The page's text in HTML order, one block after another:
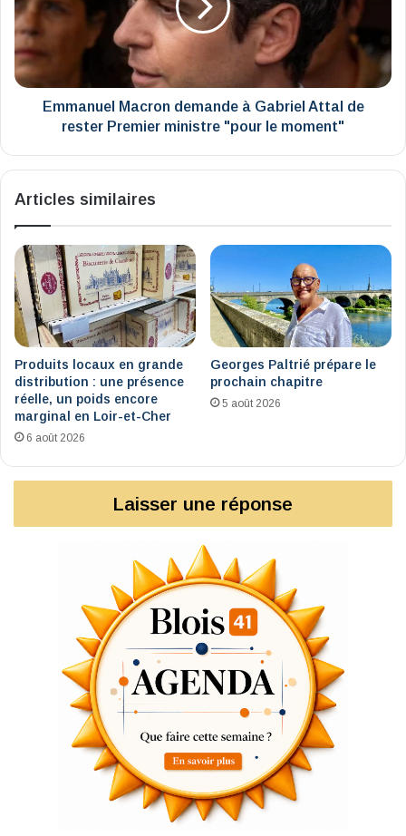
Gabriel
Attal
de
rester
Premier
ministreEmmanuel Macron demande à Gabriel Attal de
rester Premier ministre "pour le moment"
Articles similaires
Produits locaux en grande
distribution : une présence
réelle, un poids encore
marginal en Loir-et-Cher
6 août 2026
Georges Paltrié prépare le
prochain chapitre
5 août 2026
Laisser une réponse